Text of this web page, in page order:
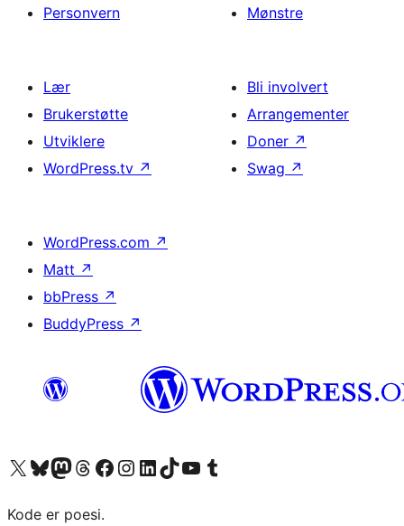
Personvern
Mønstre
Lær
Brukerstøtte
Utviklere
WordPress.tv ↗
Bli involvert
Arrangementer
Doner ↗
Swag ↗
WordPress.com ↗
Matt ↗
bbPress ↗
BuddyPress ↗
Besøk vår konto på X Visit our Bluesky account
Besøk vår Mastodon-konto
Visit our Threads account
Besøk vår Facebook-sideBesøk vår Instagram-konto
Besøk vår LinkedIn-konto
Visit our TikTok account
Visit our YouTube channel
Visit our Tumblr account
Kode er poesi.